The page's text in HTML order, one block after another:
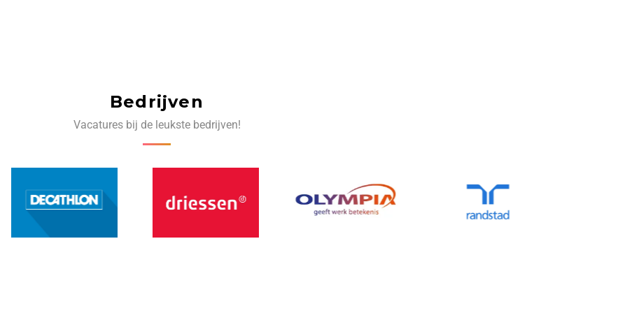
Bedrijven
Vacatures bij de leukste bedrijven!